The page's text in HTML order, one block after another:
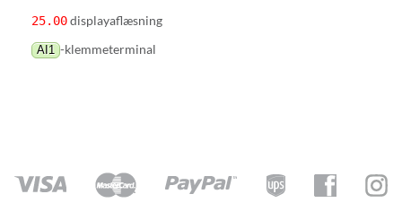
25.00displayaflæsning
AI1 -klemmeterminal